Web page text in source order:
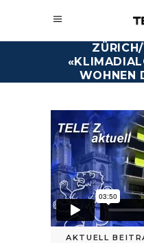
WOHNEN
AKTUELL